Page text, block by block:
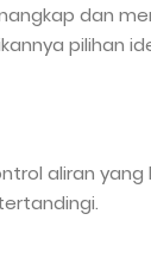
dan
pilihan
aliran yang